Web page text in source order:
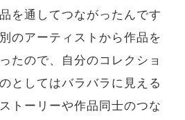
を通してつながったんです
のアーティストから作品を
たので、自分のコレクショ
としてはバラバラに見える
トーリーや作品同士のつな